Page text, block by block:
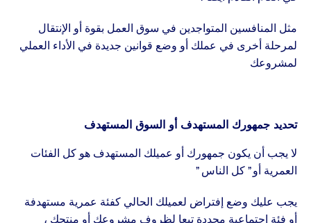
مثل المنافسين المتواجدين في سوق العمل بقوة أو الإنتقال
لمرحلة أخرى في عملك أو وضع قوانين جديدة في الأداء العملي
لمشروعك
تحديد جمهورك المستهدف أو السوق المستهدف
لا يجب أن يكون جمهورك أو عميلك المستهدف هو كل الفئات
العمرية أو ” كل الناس ”
يجب عليك وضع إفتراض لعميلك الحالي كفئة عمرية مستهدفة
أو فئة إجتماعية محددة تبعا لظروف مشروعك أو منتجك ،